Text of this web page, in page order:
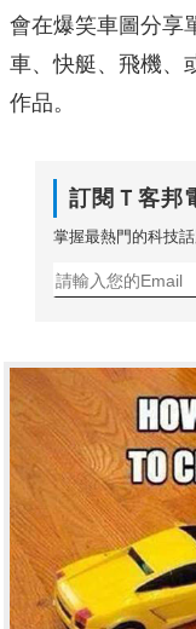
會在爆笑車圖分享
車、快艇、飛機、
作品。
訂閱Ｔ客邦
掌握最熱門的科技